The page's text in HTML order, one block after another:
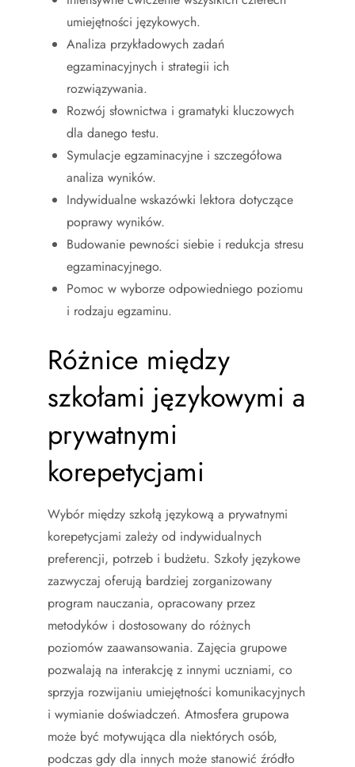
umiejętności językowych.
Analiza przykładowych zadań
egzaminacyjnych i strategii ich
rozwiązywania.
Rozwój słownictwa i gramatyki kluczowych
dla danego testu.
Symulacje egzaminacyjne i szczegółowa
analiza wyników.
Indywidualne wskazówki lektora dotyczące
poprawy wyników.
Budowanie pewności siebie i redukcja stresu
egzaminacyjnego.
Pomoc w wyborze odpowiedniego poziomu
i rodzaju egzaminu.
Różnice między
szkołami językowymi a
prywatnymi
korepetycjami
Wybór między szkołą językową a prywatnymi
korepetycjami zależy od indywidualnych
preferencji, potrzeb i budżetu. Szkoły językowe
zazwyczaj oferują bardziej zorganizowany
program nauczania, opracowany przez
metodyków i dostosowany do różnych
poziomów zaawansowania. Zajęcia grupowe
pozwalają na interakcję z innymi uczniami, co
sprzyja rozwijaniu umiejętności komunikacyjnych
i wymianie doświadczeń. Atmosfera grupowa
może być motywująca dla niektórych osób,
podczas gdy dla innych może stanowić źródło